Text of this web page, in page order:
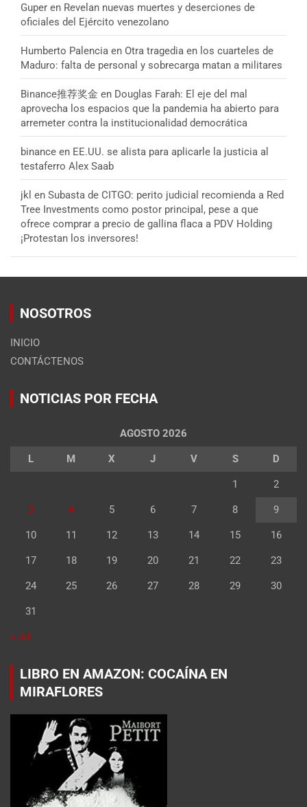
Guper en Revelan nuevas muertes y deserciones de
oficiales del Ejército venezolano
Humberto Palencia en Otra tragedia en los cuarteles de
Maduro: falta de personal y sobrecarga matan a militares
Binance推荐奖金 en Douglas Farah: El eje del mal
aprovecha los espacios que la pandemia ha abierto para
arremeter contra la institucionalidad democrática
binance en EE.UU. se alista para aplicarle la justicia al
testaferro Alex Saab
jkl en Subasta de CITGO: perito judicial recomienda a Red
Tree Investments como postor principal, pese a que
ofrece comprar a precio de gallina flaca a PDV Holding
¡Protestan los inversores!
NOSOTROS
INICIO
CONTÁCTENOS
NOTICIAS POR FECHA
AGOSTO 2026
L M X J V S D
1 2
3 4 5 6 7 8 9
10 11 12 13 14 15 16
17 18 19 20 21 22 23
24 25 26 27 28 29 30
31
« Jul
LIBRO EN AMAZON: COCAÍNA EN
MIRAFLORES